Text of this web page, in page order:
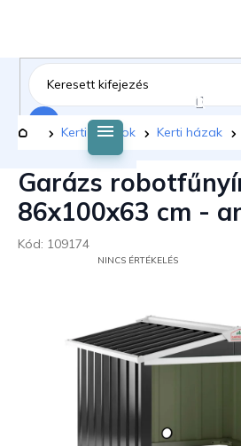
tartalomhoz
Kezdőlap
Kerti bútorok Kerti házak
Garázs
86x100x63 cm -
Kód: 109174
NINCS ÉRTÉKELÉS